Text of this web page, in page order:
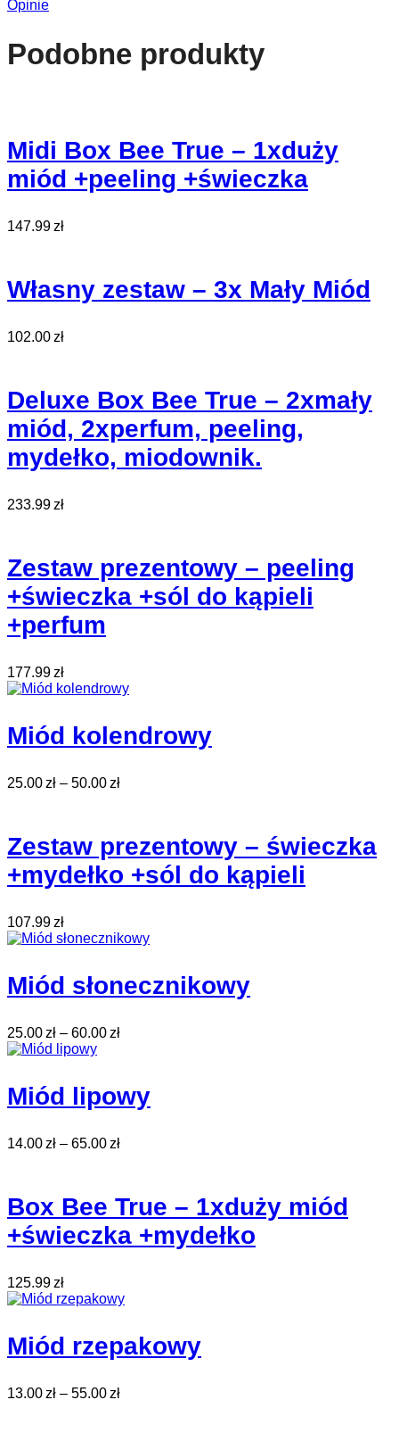
Opinie
Podobne produkty
Midi Box Bee True – 1xduży
miód +peeling +świeczka
147.99zł
Własny zestaw – 3x Mały Miód
102.00zł
Deluxe Box Bee True – 2xmały
miód, 2xperfum, peeling,
mydełko, miodownik.
233.99zł
Zestaw prezentowy – peeling
+świeczka +sól do kąpieli
+perfum
177.99zł
Miód kolendrowy
25.00zł – 50.00zł
Zestaw prezentowy – świeczka
+mydełko +sól do kąpieli
107.99zł
Miód słonecznikowy
25.00zł – 60.00zł
Miód lipowy
14.00zł – 65.00zł
Box Bee True – 1xduży miód
+świeczka +mydełko
125.99zł
Miód rzepakowy
13.00zł – 55.00zł